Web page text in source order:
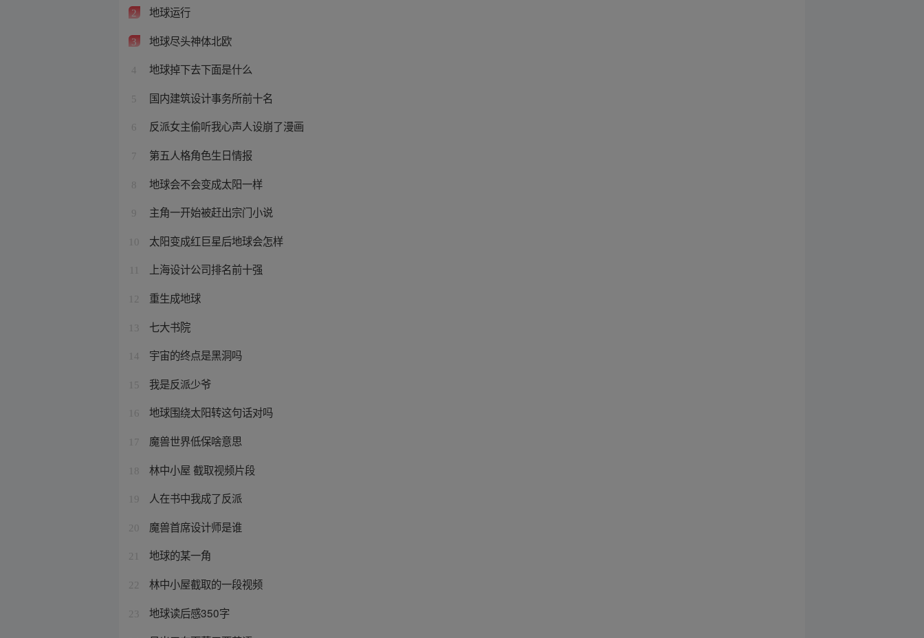
2 地球运行
3 地球尽头神体北欧
4 地球掉下去下面是什么
5 国内建筑设计事务所前十名
6 反派女主偷听我心声人设崩了漫画
7 第五人格角色生日情报
8 地球会不会变成太阳一样
9 主角一开始被赶出宗门小说
10 太阳变成红巨星后地球会怎样
上海设计公司排名前十强
12 重生成地球
13 七大书院
14 宇宙的终点是黑洞吗
15 我是反派少爷
16 地球围绕太阳转这句话对吗
17 魔兽世界低保啥意思
18 林中小屋 截取视频片段
19 人在书中我成了反派
20 魔兽首席设计师是谁
21 地球的某一角
22 林中小屋截取的一段视频
23 地球读后感350字